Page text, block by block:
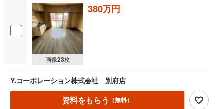
画像23枚
380万円
Y.コーポレーション株式会社 別府店
資料をもらう （無料）